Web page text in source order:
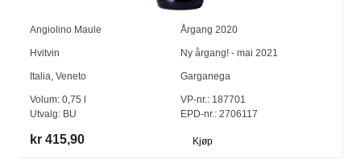
Angiolino Maule Årgang 2020
Hvitvin Ny årgang! - mai 2021
Italia,Veneto Garganega
Volum:0,75
Utvalg: BU
VP-nr.:187701
EPD-nr.: 2706117
kr 415,90 Kjøp